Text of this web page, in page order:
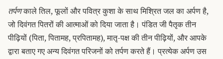
तर्पणकाले तिल, फूलों और पवित्र कुशा के साथ मिश्रित जल का अर्पण है,
जो दिवंगत पितरों की आत्माओं को दिया जाता है। पंडित जी पैतृक तीन
पीढ़ियों (पिता, पितामह, प्रपितामह), मातृ-पक्ष की तीन पीढ़ियों, और आपके
द्वारा बताए गए अन्य दिवंगत परिजनों को तर्पण करते हैं। प्रत्येक अर्पण उस